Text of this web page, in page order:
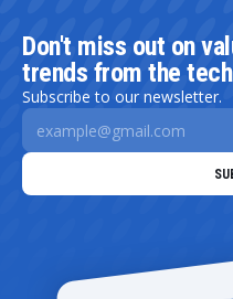
Don't miss out on
trends from the
Subscribe to our newsletter.